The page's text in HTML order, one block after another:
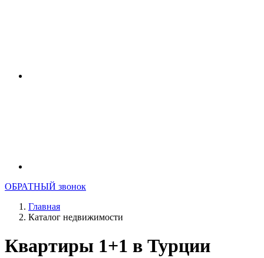
ОБРАТНЫЙ звонок
Главная
Каталог недвижимости
Квартиры 1+1 в Турции